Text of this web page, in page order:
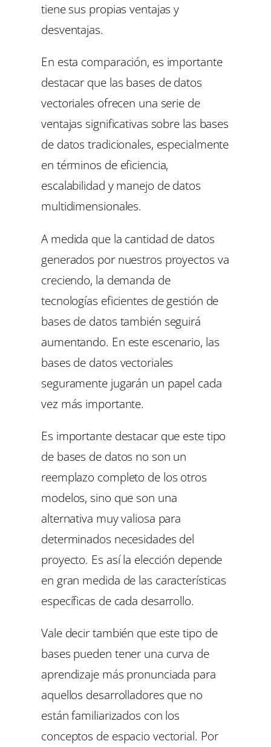
tiene sus propias ventajas y
desventajas.
En esta comparación, es importante
destacar que las bases de datos
vectoriales ofrecen una serie de
ventajas significativas sobre las bases
de datos tradicionales, especialmente
en términos de eficiencia,
escalabilidad y manejo de datos
multidimensionales.
A medida que la cantidad de datos
generados por nuestros proyectos va
creciendo, la demanda de
tecnologías eficientes de gestión de
bases de datos también seguirá
aumentando. En este escenario, las
bases de datos vectoriales
seguramente jugarán un papel cada
vez más importante.
Es importante destacar que este tipo
de bases de datos no son un
reemplazo completo de los otros
modelos, sino que son una
alternativa muy valiosa para
determinados necesidades del
proyecto. Es así la elección depende
en gran medida de las características
específicas de cada desarrollo.
Vale decir también que este tipo de
bases pueden tener una curva de
aprendizaje más pronunciada para
aquellos desarrolladores que no
están familiarizados con los
conceptos de espacio vectorial. Por